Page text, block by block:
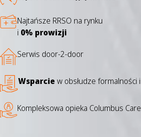
Najtańsze RRSO na rynku
i 0% prowizji
Serwis door-2-door
Wsparcie w obsłudze formalności
Kompleksowa opieka Columbus Care